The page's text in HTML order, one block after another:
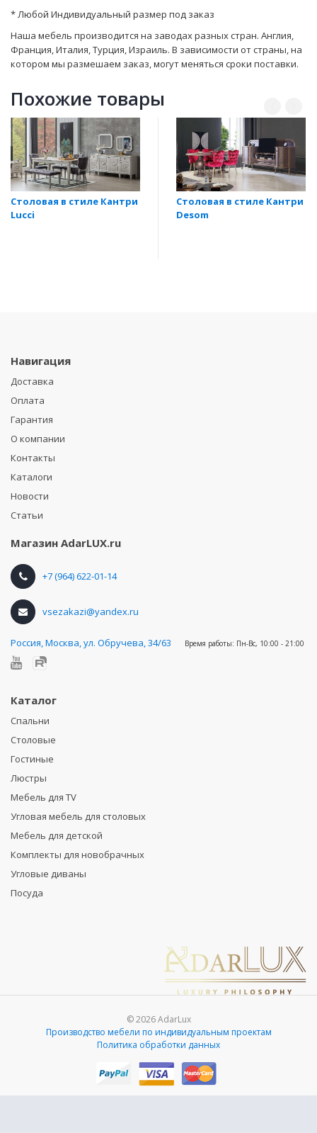
* Любой Индивидуальный размер под заказ
Наша мебель производится на заводах разных стран. Англия,
Франция, Италия, Турция, Израиль. В зависимости от страны, на
котором мы размешаем заказ, могут мeняться сроки поставки.
Похожие товары
Столовая в стиле Кантри
Lucci
Столовая в стиле Кантри
Desom
Навигация
Доставка
Оплата
Гарантия
О компании
Контакты
Каталоги
Новости
Статьи
Магазин AdarLUX.ru
+7 (964) 622-01-14
vsezakazi@yandex.ru
Россия,Москва, ул. Обручева, 34/63 Время работы: Пн-Вс, 10:00 - 21:00
Каталог
Спальни
Столовые
Гостиные
Люстры
Мебель для TV
Угловая мебель для столовых
Мебель для детской
Комплекты для новобрачных
Угловые диваны
Посуда
© 2026 AdarLux
Производство мебели по индивидуальным проектам
Политика обработки данных